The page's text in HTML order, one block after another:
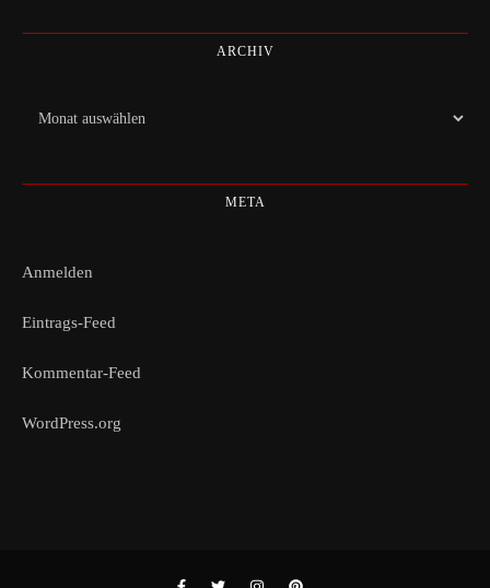
ARCHIV
Archiv
META
Anmelden
Eintrags-Feed
Kommentar-Feed
WordPress.org